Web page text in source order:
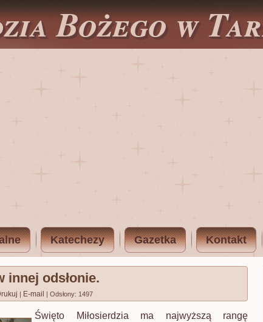
Bożego w
Katechezy Gazetka Kontakt
innej odsłonie.
| E-mail | Odsłony: 1497
Święto Miłosierdzia ma najwyższą rangę